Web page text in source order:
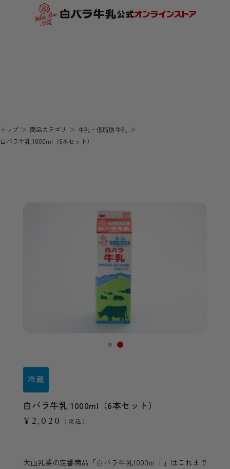
トップ 商品カテゴリ
牛乳・低脂肪牛乳
白バラ牛乳 1000ml（6本セット）
白バラ牛乳 1000ml（6本セット）
¥2,020 （税込）
大山乳業の定番商品「白バラ牛乳1000ｍｌ」はこれまで